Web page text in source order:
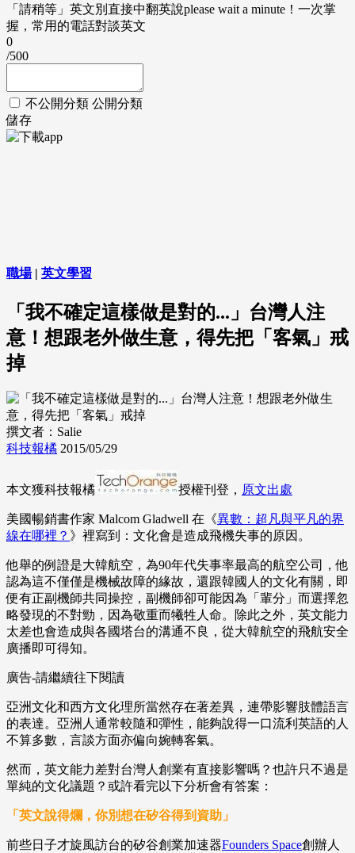
「請稍等」英文別直接中翻英說please wait a minute！一次掌
握，常用的電話對談英文
0
/500
不公開分類 公開分類
儲存
職場| 英文學習
「我不確定這樣做是對的...」台灣人注
意！想跟老外做生意，得先把「客氣」戒
掉
撰文者：Salie
科技報橘 2015/05/29
本文獲科技報橘 授權刊登， 原文出處
美國暢銷書作家 Malcom Gladwell 在《異數：超凡與平凡的界
線在哪裡？ 》裡寫到：文化會是造成飛機失事的原因。
他舉的例證是大韓航空，為90年代失事率最高的航空公司，他
認為這不僅僅是機械故障的緣故，還跟韓國人的文化有關，即
便有正副機師共同操控，副機師卻可能因為「輩分」而選擇忽
略發現的不對勁，因為敬重而犧牲人命。除此之外，英文能力
太差也會造成與各國塔台的溝通不良，從大韓航空的飛航安全
廣播即可得知。
廣告-請繼續往下閱讀
亞洲文化和西方文化理所當然存在著差異，連帶影響肢體語言
的表達。亞洲人通常較隨和彈性，能夠說得一口流利英語的人
不算多數，言談方面亦偏向婉轉客氣。
然而，英文能力差對台灣人創業有直接影響嗎？也許只不過是
單純的文化議題？或許看完以下分析會有答案：
「英文說得爛，你別想在矽谷得到資助」
前些日子才旋風訪台的矽谷創業加速器Founders Space創辦人